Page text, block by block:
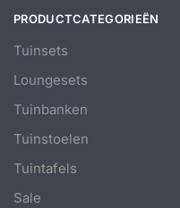
PRODUCTCATEGORIEËN
Tuinsets
Loungesets
Tuinbanken
Tuinstoelen
Tuintafels
Sale